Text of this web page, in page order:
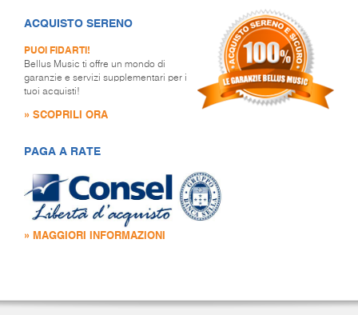
ACQUISTO SERENO
PUOI FIDARTI!
Bellus Music ti offre un mondo di
garanzie e servizi supplementari per i
tuoi acquisti!
» SCOPRILI ORA
PAGA A RATE
» MAGGIORI INFORMAZIONI